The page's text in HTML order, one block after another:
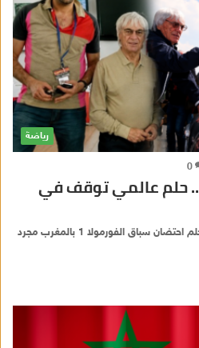
رياضة
0
مراكش والفورمولا 1.. حلم عالمي توقف في
هيئة التحرير – جريدة آراء لم يكن حلم احتضان سباق الفورمولا 1 بالمغرب مجرد